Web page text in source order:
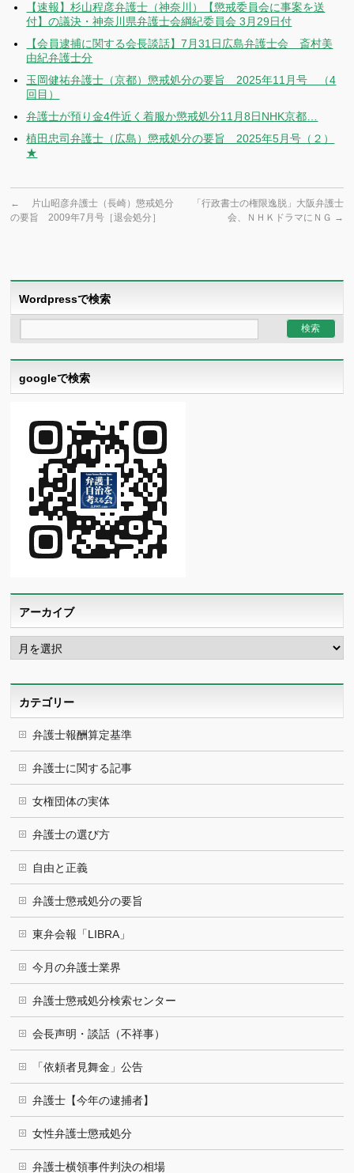
【速報】杉山程彦弁護士（神奈川）【懲戒委員会に事案を送
付】の議決・神奈川県弁護士会綱紀委員会 3月29日付
【会員逮捕に関する会長談話】7月31日広島弁護士会 斎村美
由紀弁護士分
玉岡健祐弁護士（京都）懲戒処分の要旨 2025年11月号 （4
回目）
弁護士が預り金4件近く着服か懲戒処分11月8日NHK京都…
植田忠司弁護士（広島）懲戒処分の要旨 2025年5月号（２）
★
←
片山昭彦弁護士（長崎）懲戒処分
の要旨 2009年7月号［退会処分］
「行政書士の権限逸脱」大阪弁護士
会、ＮＨＫドラマにＮＧ →
Wordpressで検索
googleで検索
アーカイブ
ア
ー
カ
カテゴリー
弁護士報酬算定基準
弁護士に関する記事
女権団体の実体
弁護士の選び方
自由と正義
弁護士懲戒処分の要旨
東弁会報「LIBRA」
今月の弁護士業界
弁護士懲戒処分検索センター
会長声明・談話（不祥事）
「依頼者見舞金」公告
弁護士【今年の逮捕者】
女性弁護士懲戒処分
弁護士横領事件判決の相場